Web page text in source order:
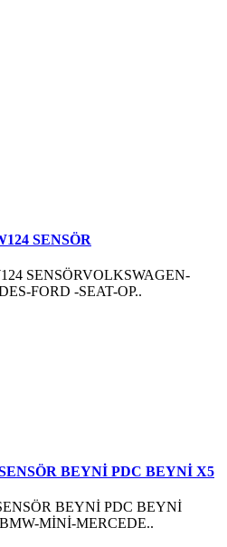
SENSÖR
SENSÖRVOLKSWAGEN-
FORD -SEAT-OP..
BEYNİ PDC BEYNİ X5
BEYNİ PDC BEYNİ
MİNİ-MERCEDE..